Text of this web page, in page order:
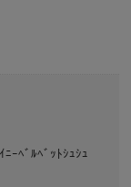
ﾆｰﾍﾞﾙﾍﾞｯﾄｼｭｼｭ